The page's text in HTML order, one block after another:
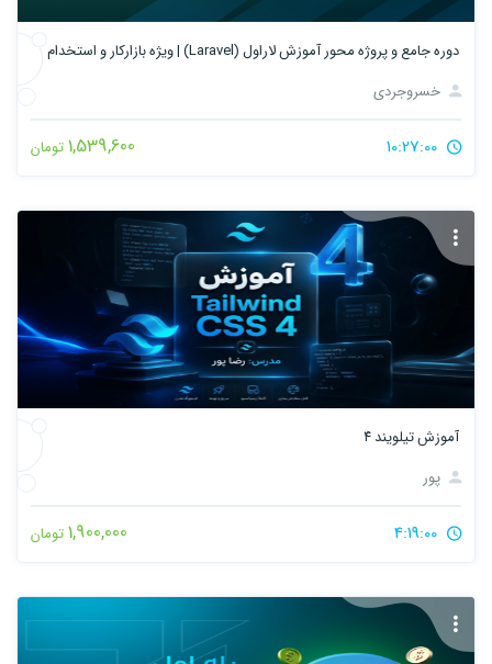
دوره جامع و پروژه محور آموزش لاراول (Laravel) | ویژه بازارکار و استخدام
خسروجردی
1,539,600تومان
آموزش تیلویند ۴
پور
1,900,000تومان